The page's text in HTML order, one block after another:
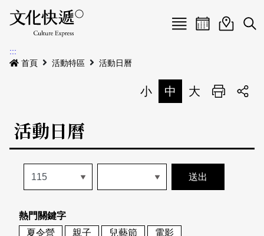
Menu
最新公告
本期專題
歷史專題
活動特區
活動列表
地圖搜尋
關於我們
關於我們
會員基本資料
活動日曆活動地圖
展
:::
首頁
活動特區 活動日曆
小 中 大 列印
活動日曆
熱門關鍵字
夏令營
親子 兒藝節
電影